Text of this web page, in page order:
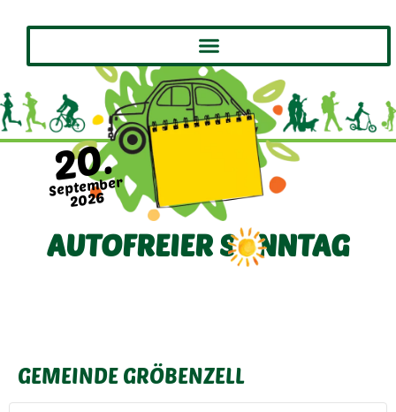
20.
September
2026
AUTOFREIER SONNTAG
GEMEINDE GRÖBENZELL